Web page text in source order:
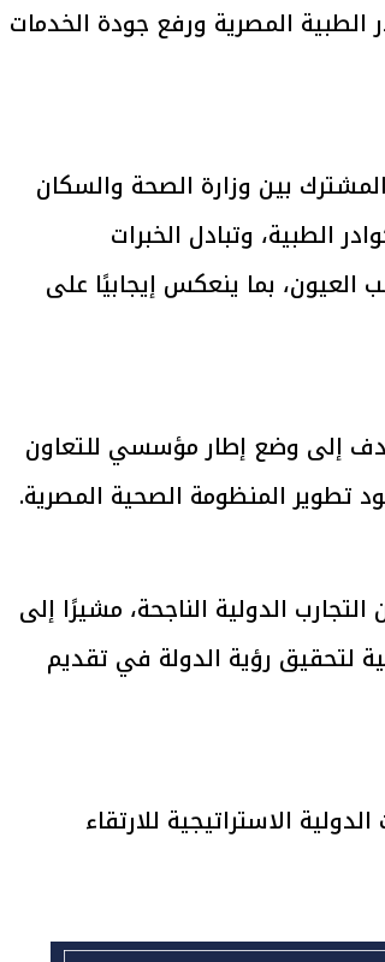
الطبية المصرية ورفع جودة الخدمات
بين وزارة الصحة والسكان
الطبية، وتبادل الخبرات
بما ينعكس إيجابيًا على
إلى وضع إطار مؤسسي للتعاون
تطوير المنظومة الصحية المصرية.
الدولية الناجحة، مشيرًا إلى
لتحقيق رؤية الدولة في تقديم
الاستراتيجية للارتقاء
افتتاح «إيجبس 2026» بحضور دولي